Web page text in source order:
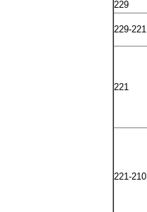
229
229-221
221
221-210